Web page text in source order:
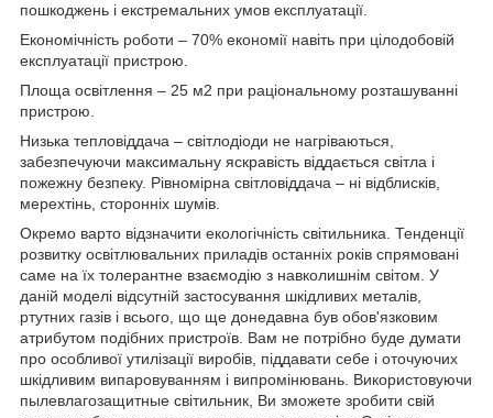
пошкоджень і екстремальних умов експлуатації.
Економічність роботи – 70% економії навіть при цілодобовій
експлуатації пристрою.
Площа освітлення – 25 м2 при раціональному розташуванні
пристрою.
Низька тепловіддача – світлодіоди не нагріваються,
забезпечуючи максимальну яскравість віддається світла і
пожежну безпеку. Рівномірна світловіддача – ні відблисків,
мерехтінь, сторонніх шумів.
Окремо варто відзначити екологічність світильника. Тенденції
розвитку освітлювальних приладів останніх років спрямовані
саме на їх толерантне взаємодію з навколишнім світом. У
даній моделі відсутній застосування шкідливих металів,
ртутних газів і всього, що ще донедавна був обов'язковим
атрибутом подібних пристроїв. Вам не потрібно буде думати
про особливої утилізації виробів, піддавати себе і оточуючих
шкідливим випаровуванням і випромінювань. Використовуючи
пылевлагозащитные світильник, Ви зможете зробити свій